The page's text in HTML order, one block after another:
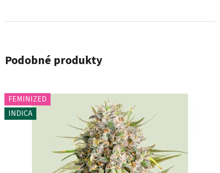
Podobné produkty
FEMINIZED
INDICA